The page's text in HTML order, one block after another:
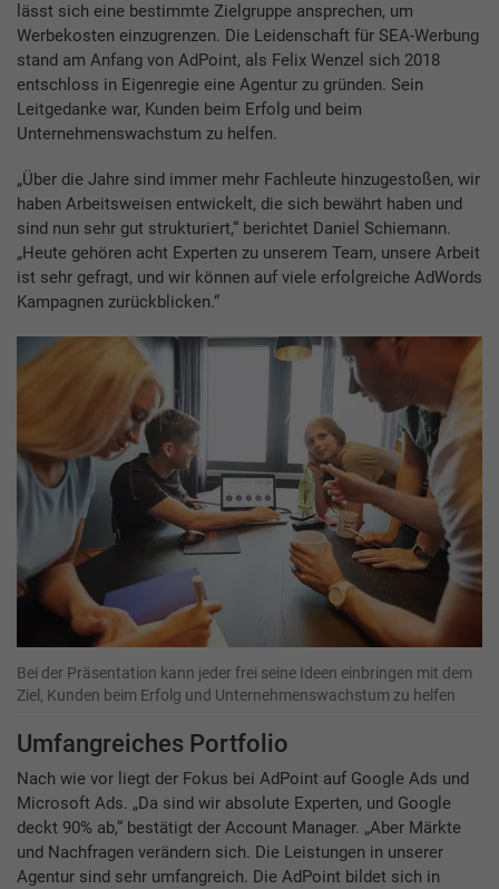
lässt sich eine bestimmte Zielgruppe ansprechen, um
Werbekosten einzugrenzen. Die Leidenschaft für SEA-Werbung
stand am Anfang von AdPoint, als Felix Wenzel sich 2018
entschloss in Eigenregie eine Agentur zu gründen. Sein
Leitgedanke war, Kunden beim Erfolg und beim
Unternehmenswachstum zu helfen.
„Über die Jahre sind immer mehr Fachleute hinzugestoßen, wir
haben Arbeitsweisen entwickelt, die sich bewährt haben und
sind nun sehr gut strukturiert,“ berichtet Daniel Schiemann.
„Heute gehören acht Experten zu unserem Team, unsere Arbeit
ist sehr gefragt, und wir können auf viele erfolgreiche AdWords
Kampagnen zurückblicken.“
Bei der Präsentation kann jeder frei seine Ideen einbringen mit dem
Ziel, Kunden beim Erfolg und Unternehmenswachstum zu helfen
Umfangreiches Portfolio
Nach wie vor liegt der Fokus bei AdPoint auf Google Ads und
Microsoft Ads. „Da sind wir absolute Experten, und Google
deckt 90% ab,“ bestätigt der Account Manager. „Aber Märkte
und Nachfragen verändern sich. Die Leistungen in unserer
Agentur sind sehr umfangreich. Die AdPoint bildet sich in